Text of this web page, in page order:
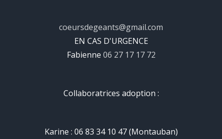
coeursdegeants@gmail.com
EN CAS D'URGENCE
Fabienne 06 27 17 17 72
Collaboratrices adoption :
Karine : 06 83 34 10 47 (Montauban)